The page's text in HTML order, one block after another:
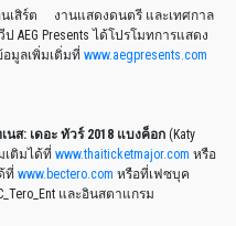
เสิร์ต งานแสดงดนตรี และเทศกาล
AEG Presents ได้โปรโมทการแสดง
มูลเพิ่มเติ่มที่ www.aegpresents.com
นส: เดอะ ทัวร์ 2018 แบงค็อก (Katy
มเติมได้ที่ www.thaiticketmajor.com หรือ
ที่ www.bectero.com หรือที่เฟซบุค
และอินสตาแกรม